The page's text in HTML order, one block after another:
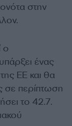
στην
ο
ένας
ΕΕ και θα
σε περίπτωση
το 42.7.